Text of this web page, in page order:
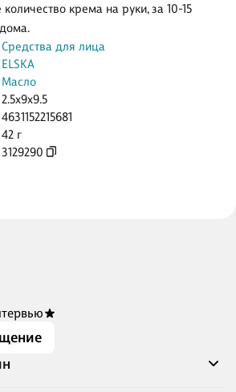
крема на руки, за 10-15
Средства для лица
ELSKA
Масло
2.5x9x9.5
4631152215681
42 г
3129290